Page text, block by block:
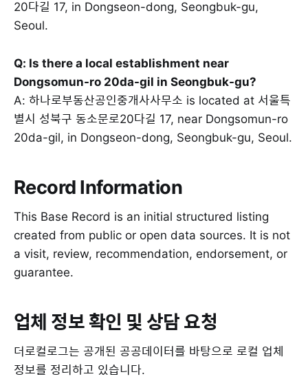
20다길 17, in Dongseon-dong, Seongbuk-gu,
Seoul.
Q: Is there a local establishment near
Dongsomun-ro 20da-gil in Seongbuk-gu?
A: 하나로부동산공인중개사사무소 is located at 서울특
별시 성북구 동소문로20다길 17, near Dongsomun-ro
20da-gil, in Dongseon-dong, Seongbuk-gu, Seoul.
Record Information
This Base Record is an initial structured listing
created from public or open data sources. It is not
a visit, review, recommendation, endorsement, or
guarantee.
업체 정보 확인 및 상담 요청
더로컬로그는 공개된 공공데이터를 바탕으로 로컬 업체
정보를 정리하고 있습니다.